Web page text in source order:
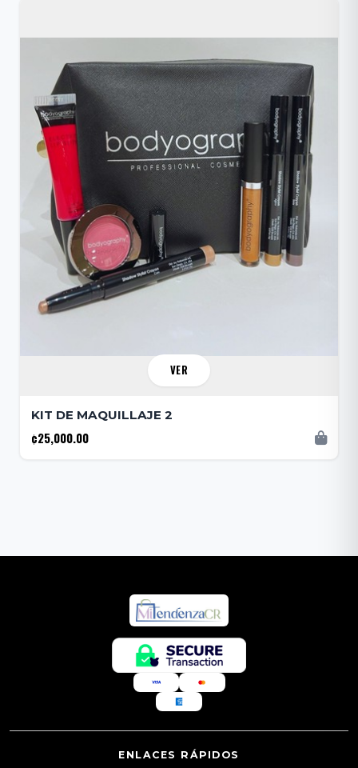
VER
KIT DE MAQUILLAJE 2
¢25,000.00
ENLACES RÁPIDOS